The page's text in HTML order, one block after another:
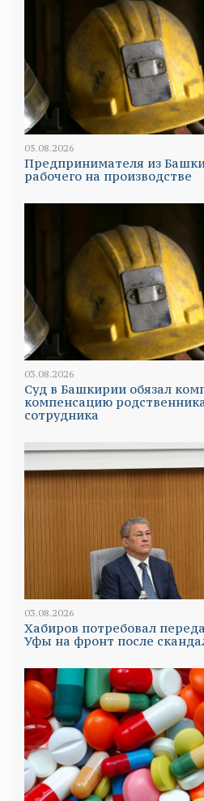
05.08.2026
Предпринимателя из
рабочего на производстве
03.08.2026
Суд в Башкирии обязал
компенсацию
сотрудника
03.08.2026
Хабиров потребовал
Уфы на фронт после